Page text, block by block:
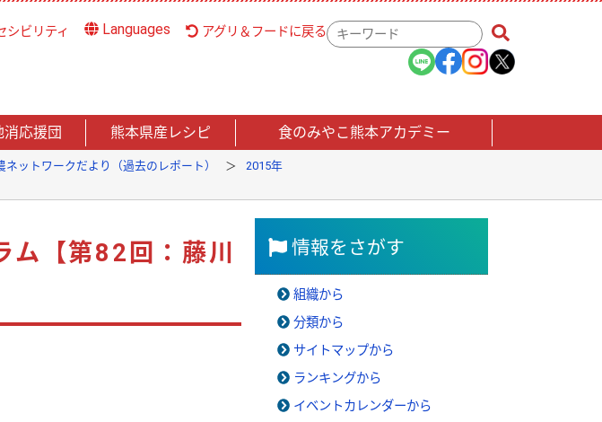
シビリティ Languages アグリ＆フードに戻る検
索
ー
消応援団 熊本県産レシピ 食のみやこ熊本アカデミー
ネットワークだより（過去のレポート）
2015年
ム【第82回：藤川
情報をさがす
組織から
分類から
サイトマップから
ランキングから
イベントカレンダーから